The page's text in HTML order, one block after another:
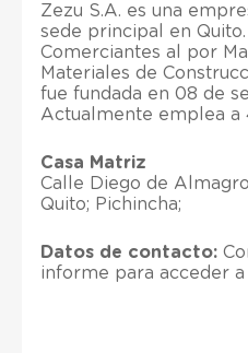
Zezu S.A. es una
sede principal en
Comerciantes al por
Materiales de
fue fundada en 08 de
Actualmente emplea a
Casa Matriz
Calle Diego de
Quito; Pichincha;
Datos de contacto:
informe para acceder